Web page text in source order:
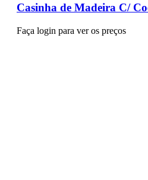
Casinha de Madeira C/
Faça login para ver os preços